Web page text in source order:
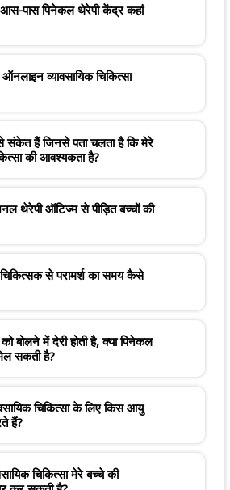
पास पिनेकल थेरेपी केंद्र कहां
व्यावसायिक चिकित्सा
हैं जिनसे पता चलता है कि मेरे
की आवश्यकता है?
थेरेपी ऑटिज्म से पीड़ित बच्चों की
से परामर्श का समय कैसे
बोलने में देरी होती है, क्या पिनेकल
सकती है?
चिकित्सा के लिए किस आयु
हैं?
चिकित्सा मेरे बच्चे की